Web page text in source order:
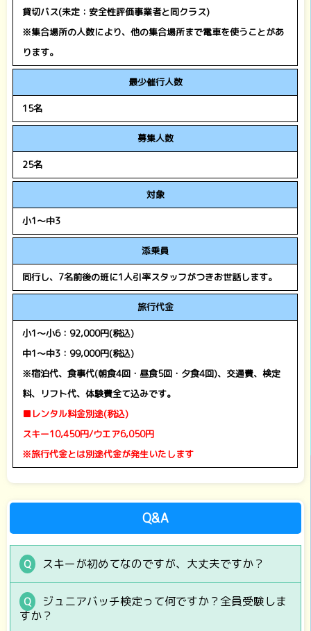
貸切バス(未定：安全性評価事業者と同クラス)
※集合場所の人数により、他の集合場所まで電車を使うことがあ
ります。
最少催行人数
15名
募集人数
25名
対象
小1～中3
添乗員
同行し、7名前後の班に1人引率スタッフがつきお世話します。
旅行代金
小1～小6：92,000円(税込)
中1～中3：99,000円(税込)
※宿泊代、食事代(朝食4回・昼食5回・夕食4回)、交通費、検定
料、リフト代、体験費全て込みです。
■レンタル料金別途(税込)
スキー10,450円/ウエア6,050円
※旅行代金とは別途代金が発生いたします
Q&A
スキーが初めてなのですが、大丈夫ですか？
ジュニアバッチ検定って何ですか？全員受験しま
すか？